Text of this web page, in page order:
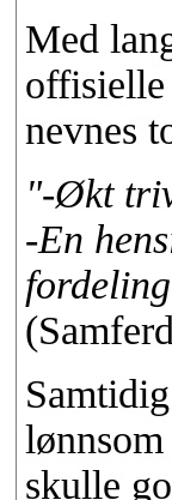
Med
offisielle
nevnes
"-Økt
-En
skulle